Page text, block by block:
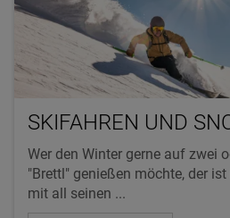
SKIFAHREN UND
Wer den Winter gerne auf zwei
"Brettl" genießen möchte, der
mit all seinen ...